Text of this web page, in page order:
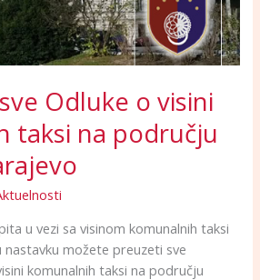
Odluke o visini
taksi na području
u vezi sa visinom komunalnih taksi
nastavku možete preuzeti sve
komunalnih taksi na području